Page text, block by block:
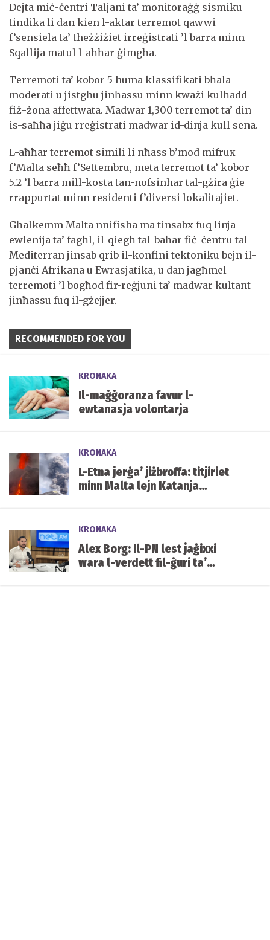
Dejta miċ-ċentri Taljani ta’ monitoraġġ sismiku
tindika li dan kien l-aktar terremot qawwi
f’sensiela ta’ theżżiżiet irreġistrati ’l barra minn
Sqallija matul l-aħħar ġimgħa.
Terremoti ta’ kobor 5 huma klassifikati bħala
moderati u jistgħu jinħassu minn kważi kulħadd
fiż-żona affettwata. Madwar 1,300 terremot ta’ din
is-saħħa jiġu rreġistrati madwar id-dinja kull sena.
L-aħħar terremot simili li nħass b’mod mifrux
f’Malta seħħ f’Settembru, meta terremot ta’ kobor
5.2 ’l barra mill-kosta tan-nofsinhar tal-gżira ġie
rrappurtat minn residenti f’diversi lokalitajiet.
Għalkemm Malta nnifisha ma tinsabx fuq linja
ewlenija ta’ fagħl, il-qiegħ tal-baħar fiċ-ċentru tal-
Mediterran jinsab qrib il-konfini tektoniku bejn il-
pjanċi Afrikana u Ewrasjatika, u dan jagħmel
terremoti ’l bogħod fir-reġjuni ta’ madwar kultant
jinħassu fuq il-gżejjer.
RECOMMENDED FOR YOU
KRONAKA
Il-maġġoranza favur l-
ewtanasja volontarja
KRONAKA
L-Etna jerġa’ jiżbroffa: titjiriet
minn Malta lejn Katanja
KRONAKA
Alex Borg: Il-PN lest jaġixxi
wara l-verdett fil-ġuri ta’